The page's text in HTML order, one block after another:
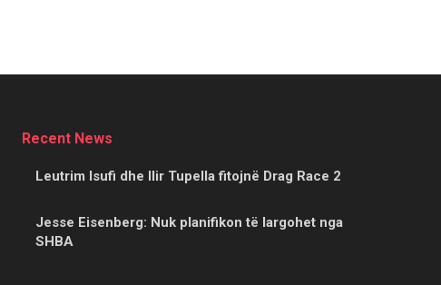
Recent News
Leutrim Isufi dhe Ilir Tupella fitojnë Drag Race 2
Jesse Eisenberg: Nuk planifikon të largohet nga
SHBA